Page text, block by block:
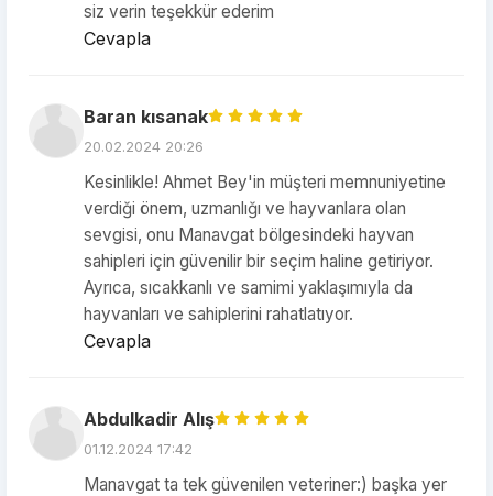
siz verin teşekkür ederim
Cevapla
Baran kısanak
20.02.2024 20:26
Kesinlikle! Ahmet Bey'in müşteri memnuniyetine
verdiği önem, uzmanlığı ve hayvanlara olan
sevgisi, onu Manavgat bölgesindeki hayvan
sahipleri için güvenilir bir seçim haline getiriyor.
Ayrıca, sıcakkanlı ve samimi yaklaşımıyla da
hayvanları ve sahiplerini rahatlatıyor.
Cevapla
Abdulkadir Alış
01.12.2024 17:42
Manavgat ta tek güvenilen veteriner:) başka yer